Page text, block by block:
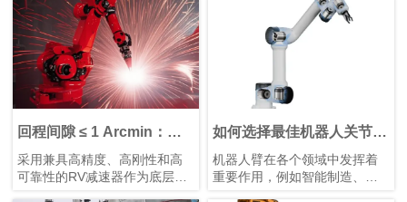
精度关节模组、智能传感装置
以及高性能控制芯片和算法协
同工作。典型的仿生人形机器
人具有10–40个自由度。模块化
谐波关节模组可简化系统集
成、提高可靠性并增强可维护
性。
兼容性和运行稳定性。机器
人、伺服电机和控制器等电气
部件都被设计为在特定电压范
力不足、响应缓慢，甚至无法
启动；电压过高则可能烧毁电
路或缩短其使用寿命。鸿磐 的
标准关节模组包括两种电压：
特作用，以确保机器人和自动
化设备的高效运行。
回程间隙 ≤ 1 Arcmin：鸿
磐 RV减速器助力微纳焊接
机器人提升生产效率
采用兼具高精度、高刚性和高
可靠性的RV减速器作为底层支
如何选择最佳机器人关节模
组供应商？
机器人臂在各个领域中发挥着
重要作用，例如智能制造、医